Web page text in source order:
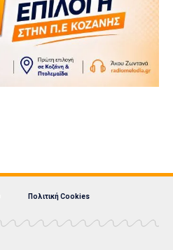
Πολιτική Cookies